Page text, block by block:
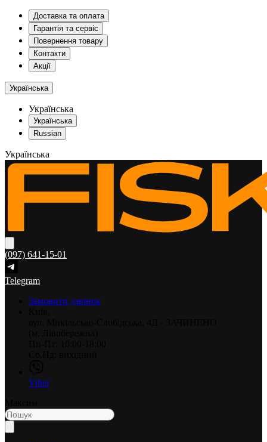
Доставка та оплата
Гарантія та сервіс
Повернення товару
Контакти
Акції
Українська
Українська
Українська
Russian
Українська
(097) 641-15-01
Telegram
Замовити дзвінок
Viber